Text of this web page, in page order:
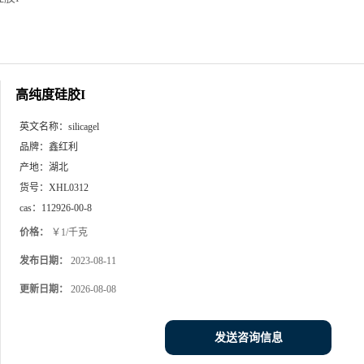
高纯度硅胶I
英文名称： silicagel
品牌： 鑫红利
产地： 湖北
货号： XHL0312
cas： 112926-00-8
价格： ￥1/千克
发布日期： 2023-08-11
更新日期： 2026-08-08
发送咨询信息